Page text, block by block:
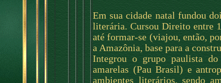
Em sua cidade natal fundou
literária. Cursou Direito entre
até formar-se (viajou, então,
a Amazônia, base para a
Integrou o grupo paulista do
amarelas (Pau Brasil) e
ambientes literários, sendo